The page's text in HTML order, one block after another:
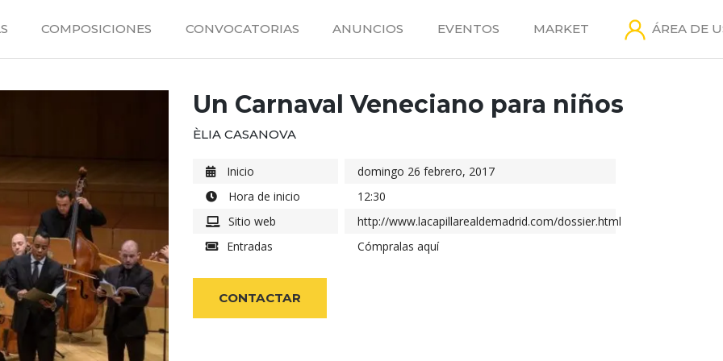
COMPOSICIONES CONVOCATORIAS ANUNCIOS EVENTOS MARKET ÁREA DE
Un Carnaval Veneciano para niños
ÈLIA CASANOVA
Inicio
domingo 26 febrero, 2017
Hora de inicio
12:30
Sitio web
http://www.lacapillarealdemadrid.com/dossier.html
Entradas
Cómpralas aquí
CONTACTAR